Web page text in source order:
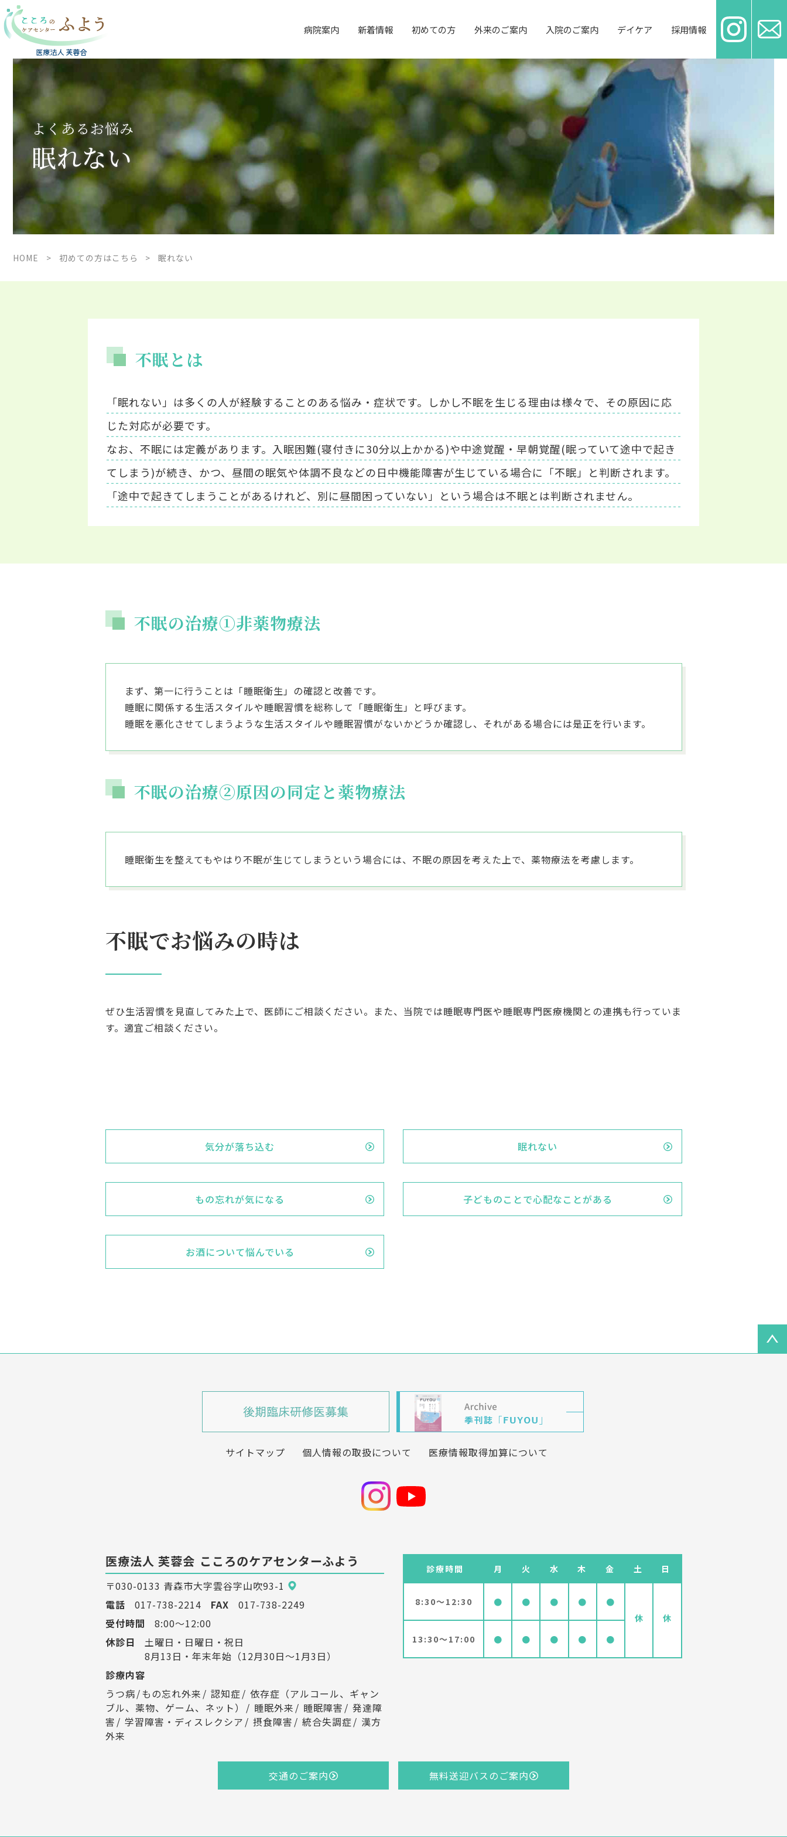
病院案内 新着情報 初めての方 外来のご案内 入院のご案内 デイケア 採用情報
よくあるお悩み
眠れない
HOME > 初めての方はこちら > 眠れない
不眠とは
「眠れない」は多くの人が経験することのある悩み・症状です。しかし不眠を生じる理由は様々で、その原因に応
じた対応が必要です。
なお、不眠には定義があります。入眠困難(寝付きに30分以上かかる)や中途覚醒・早朝覚醒(眠っていて途中で起き
てしまう)が続き、かつ、昼間の眠気や体調不良などの日中機能障害が生じている場合に「不眠」と判断されます。
「途中で起きてしまうことがあるけれど、別に昼間困っていない」という場合は不眠とは判断されません。
不眠の治療①非薬物療法
まず、第一に行うことは「睡眠衛生」の確認と改善です。
睡眠に関係する生活スタイルや睡眠習慣を総称して「睡眠衛生」と呼びます。
睡眠を悪化させてしまうような生活スタイルや睡眠習慣がないかどうか確認し、それがある場合には是正を行います。
不眠の治療②原因の同定と薬物療法
睡眠衛生を整えてもやはり不眠が生じてしまうという場合には、不眠の原因を考えた上で、薬物療法を考慮します。
不眠でお悩みの時は
ぜひ生活習慣を見直してみた上で、医師にご相談ください。また、当院では睡眠専門医や睡眠専門医療機関との連携も行っていま
す。適宜ご相談ください。
気分が落ち込む 眠れない
もの忘れが気になる 子どものことで心配なことがある
お酒について悩んでいる
サイトマップ 個人情報の取扱について 医療情報取得加算について
医療法人 芙蓉会 こころのケアセンターふよう
〒030-0133 青森市大字雲谷字山吹93-1
電話
017-738-2214 FAX
017-738-2249
受付時間
8:00～12:00
休診日
土曜日・日曜日・祝日
8月13日・年末年始（12月30日～1月3日）
診療内容
うつ病 もの忘れ外来 認知症
依存症（アルコール、ギャン
ブル、薬物、ゲーム、ネット）
睡眠外来 睡眠障害
発達障
害
学習障害・ディスレクシア 摂食障害 統合失調症
漢方
外来
診療時間 月 火 水 木 金 土 日
8:30～12:30 ● ● ● ●
●
休
休
13:30～17:00
● ● ● ● ●
交通のご案内 無料送迎バスのご案内